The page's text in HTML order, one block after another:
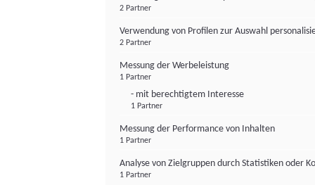
2 Partner
Verwendung von Profilen zur Auswahl
2 Partner
Messung der Werbeleistung
1 Partner
- mit berechtigtem Interesse
1 Partner
Messung der Performance von Inhalten
1 Partner
Analyse von Zielgruppen durch Statistiken oder
1 Partner